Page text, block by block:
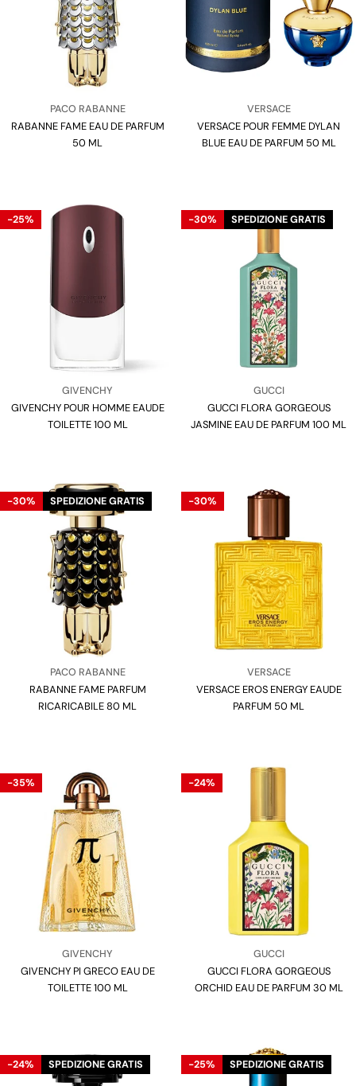
Venditore:
PACO RABANNE
Tipo:
RABANNE FAME EAU DE PARFUM
50 ML
Venditore:
VERSACE
Tipo:
VERSACE POUR FEMME DYLAN
BLUE EAU DE PARFUM 50 ML
-25%
Venditore:
GIVENCHY
Tipo:
GIVENCHY POUR HOMME EAUDE
TOILETTE 100 ML
-30% SPEDIZIONE GRATIS
Venditore:
GUCCI
Tipo:
GUCCI FLORA GORGEOUS
JASMINE EAU DE PARFUM 100 ML
-30% SPEDIZIONE GRATIS
Venditore:
PACO RABANNE
Tipo:
RABANNE FAME PARFUM
RICARICABILE 80 ML
-30%
Venditore:
VERSACE
Tipo:
VERSACE EROS ENERGY EAUDE
PARFUM 50 ML
-35%
Venditore:
GIVENCHY
Tipo:
GIVENCHY PI GRECO EAU DE
TOILETTE 100 ML
-24%
Venditore:
GUCCI
Tipo:
GUCCI FLORA GORGEOUS
ORCHID EAU DE PARFUM 30 ML
-24% SPEDIZIONE GRATIS -25% SPEDIZIONE GRATIS